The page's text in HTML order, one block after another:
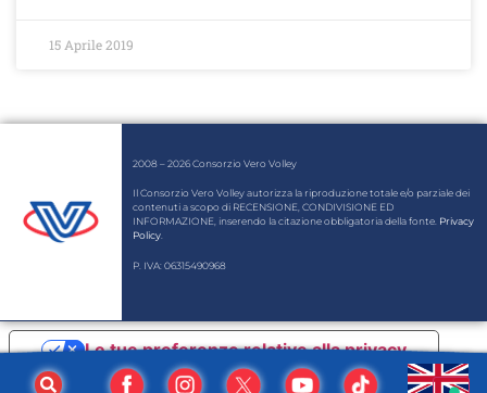
15 Aprile 2019
2008 – 2026 Consorzio Vero Volley
Il Consorzio Vero Volley autorizza la riproduzione totale e/o parziale dei
contenuti a scopo di RECENSIONE, CONDIVISIONE ED
INFORMAZIONE, inserendo la citazione obbligatoria della fonte. Privacy
Policy.
P. IVA: 06315490968
Informativa sulla raccolta
Le tue preferenze relative alla privacy